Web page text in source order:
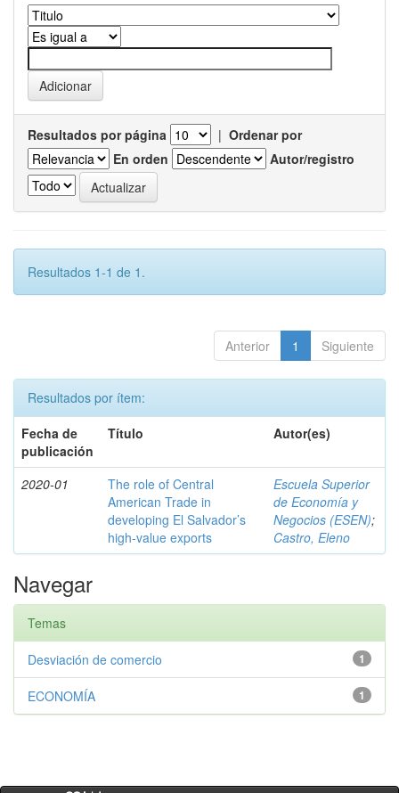
Resultados por página | Ordenar por
En orden
Autor/registro
Resultados 1-1 de 1.
Anterior 1 Siguiente
Resultados por ítem:
Fecha de
publicación
Título Autor(es)
2020-01
The role of Central
American Trade in
developing El Salvador’s
high-value exports
Escuela Superior
de Economía y
Negocios (ESEN);
Castro, Eleno
Navegar
Temas
1
Desviación de comercio
1
ECONOMÍA